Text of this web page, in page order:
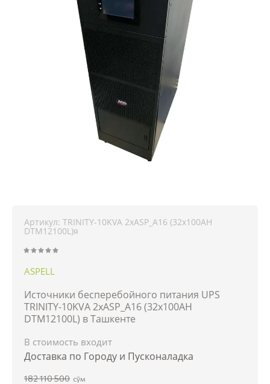
Артикул: TRINITY-10KVA 2xASP_A16 (32x100AH
DTM12100L)я
ASPELL
Источники бесперебойного питания UPS
TRINITY-10KVA 2xASP_A16 (32x100AH
DTM12100L) в Ташкенте
В стоимость входит
Доставка по Городу и Пусконаладка
182 110 500 сўм